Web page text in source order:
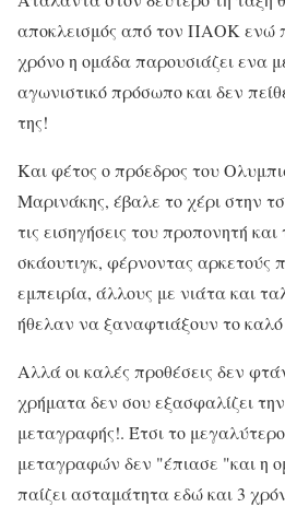
αποκλεισμός από τον ΠΑΟΚ ενώ
χρόνο η ομάδα παρουσιάζει ενα
αγωνιστικό πρόσωπο και δεν
της!
Και φέτος ο πρόεδρος του
Μαρινάκης, έβαλε το χέρι στην
τις εισηγήσεις του προπονητή
σκάουτιγκ, φέρνοντας αρκετούς
εμπειρία, άλλους με νιάτα και
ήθελαν να ξαναφτιάξουν το
Αλλά οι καλές προθέσεις δεν
χρήματα δεν σου εξασφαλίζει
μεταγραφής!. Έτσι το
μεταγραφών δεν "έπιασε "και η
παίζει ασταμάτητα εδώ και 3